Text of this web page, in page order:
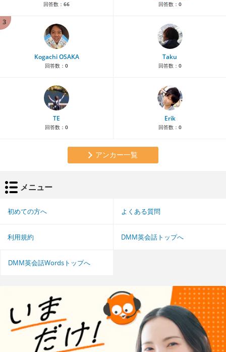
回答数： 66 回答数： 0
3
Kogachi OSAKA
回答数： 0
Taku
回答数： 0
TE
回答数： 0
Erik
回答数： 0
アンカー一覧
メニュー
初めての方へ よくある質問
利用規約 DMM英会話トップへ
DMM英会話Wordsトップへ